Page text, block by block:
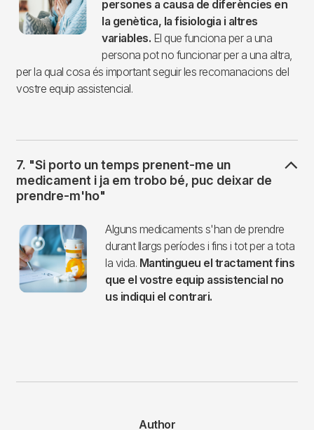
persones a causa de diferències en
la genètica, la fisiologia i altres
variables. El que funciona per a una
persona pot no funcionar per a una altra,
per la qual cosa és important seguir les recomanacions del
vostre equip assistencial.
7. "Si porto un temps prenent-me un
medicament i ja em trobo bé, puc deixar de
prendre-m'ho"
Imagen
Alguns medicaments s'han de prendre
durant llargs períodes i fins i tot per a tota
la vida. Mantingueu el tractament fins
que el vostre equip assistencial no
us indiqui el contrari.
Author